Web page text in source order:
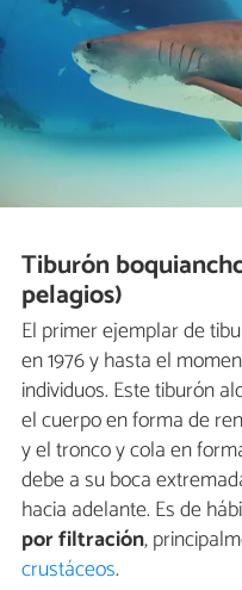
Tiburón
pelagios)
El primer ejemplar de
en 1976 y hasta el
individuos. Este tiburón
el cuerpo en forma de
y el tronco y cola en
debe a su boca
hacia adelante. Es de
por filtración,
crustáceos.